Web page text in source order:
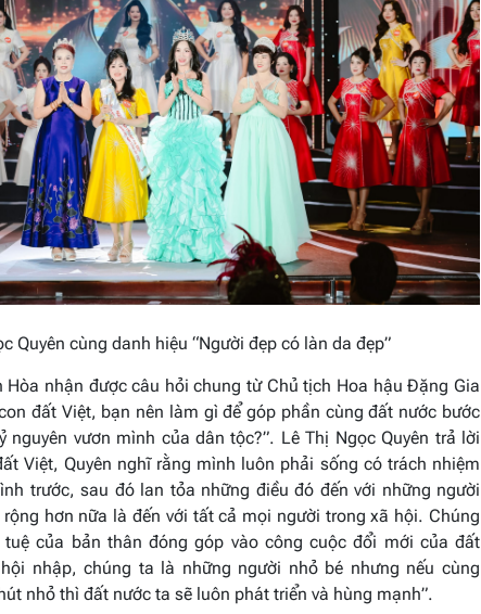
Quyên cùng danh hiệu “Người đẹp có làn da đẹp”
Hòa nhận được câu hỏi chung từ Chủ tịch Hoa hậu Đặng Gia
đất Việt, bạn nên làm gì để góp phần cùng đất nước bước
nguyên vươn mình của dân tộc?”. Lê Thị Ngọc Quyên trả lời
Việt, Quyên nghĩ rằng mình luôn phải sống có trách nhiệm
trước, sau đó lan tỏa những điều đó đến với những người
hơn nữa là đến với tất cả mọi người trong xã hội. Chúng
của bản thân đóng góp vào công cuộc đổi mới của đất
nhập, chúng ta là những người nhỏ bé nhưng nếu cùng
nhỏ thì đất nước ta sẽ luôn phát triển và hùng mạnh”.